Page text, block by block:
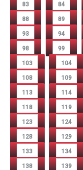
83 84
88 89
93 94
98 99
103 104
108 109
113 114
118 119
123 124
128 129
133 134
138 139